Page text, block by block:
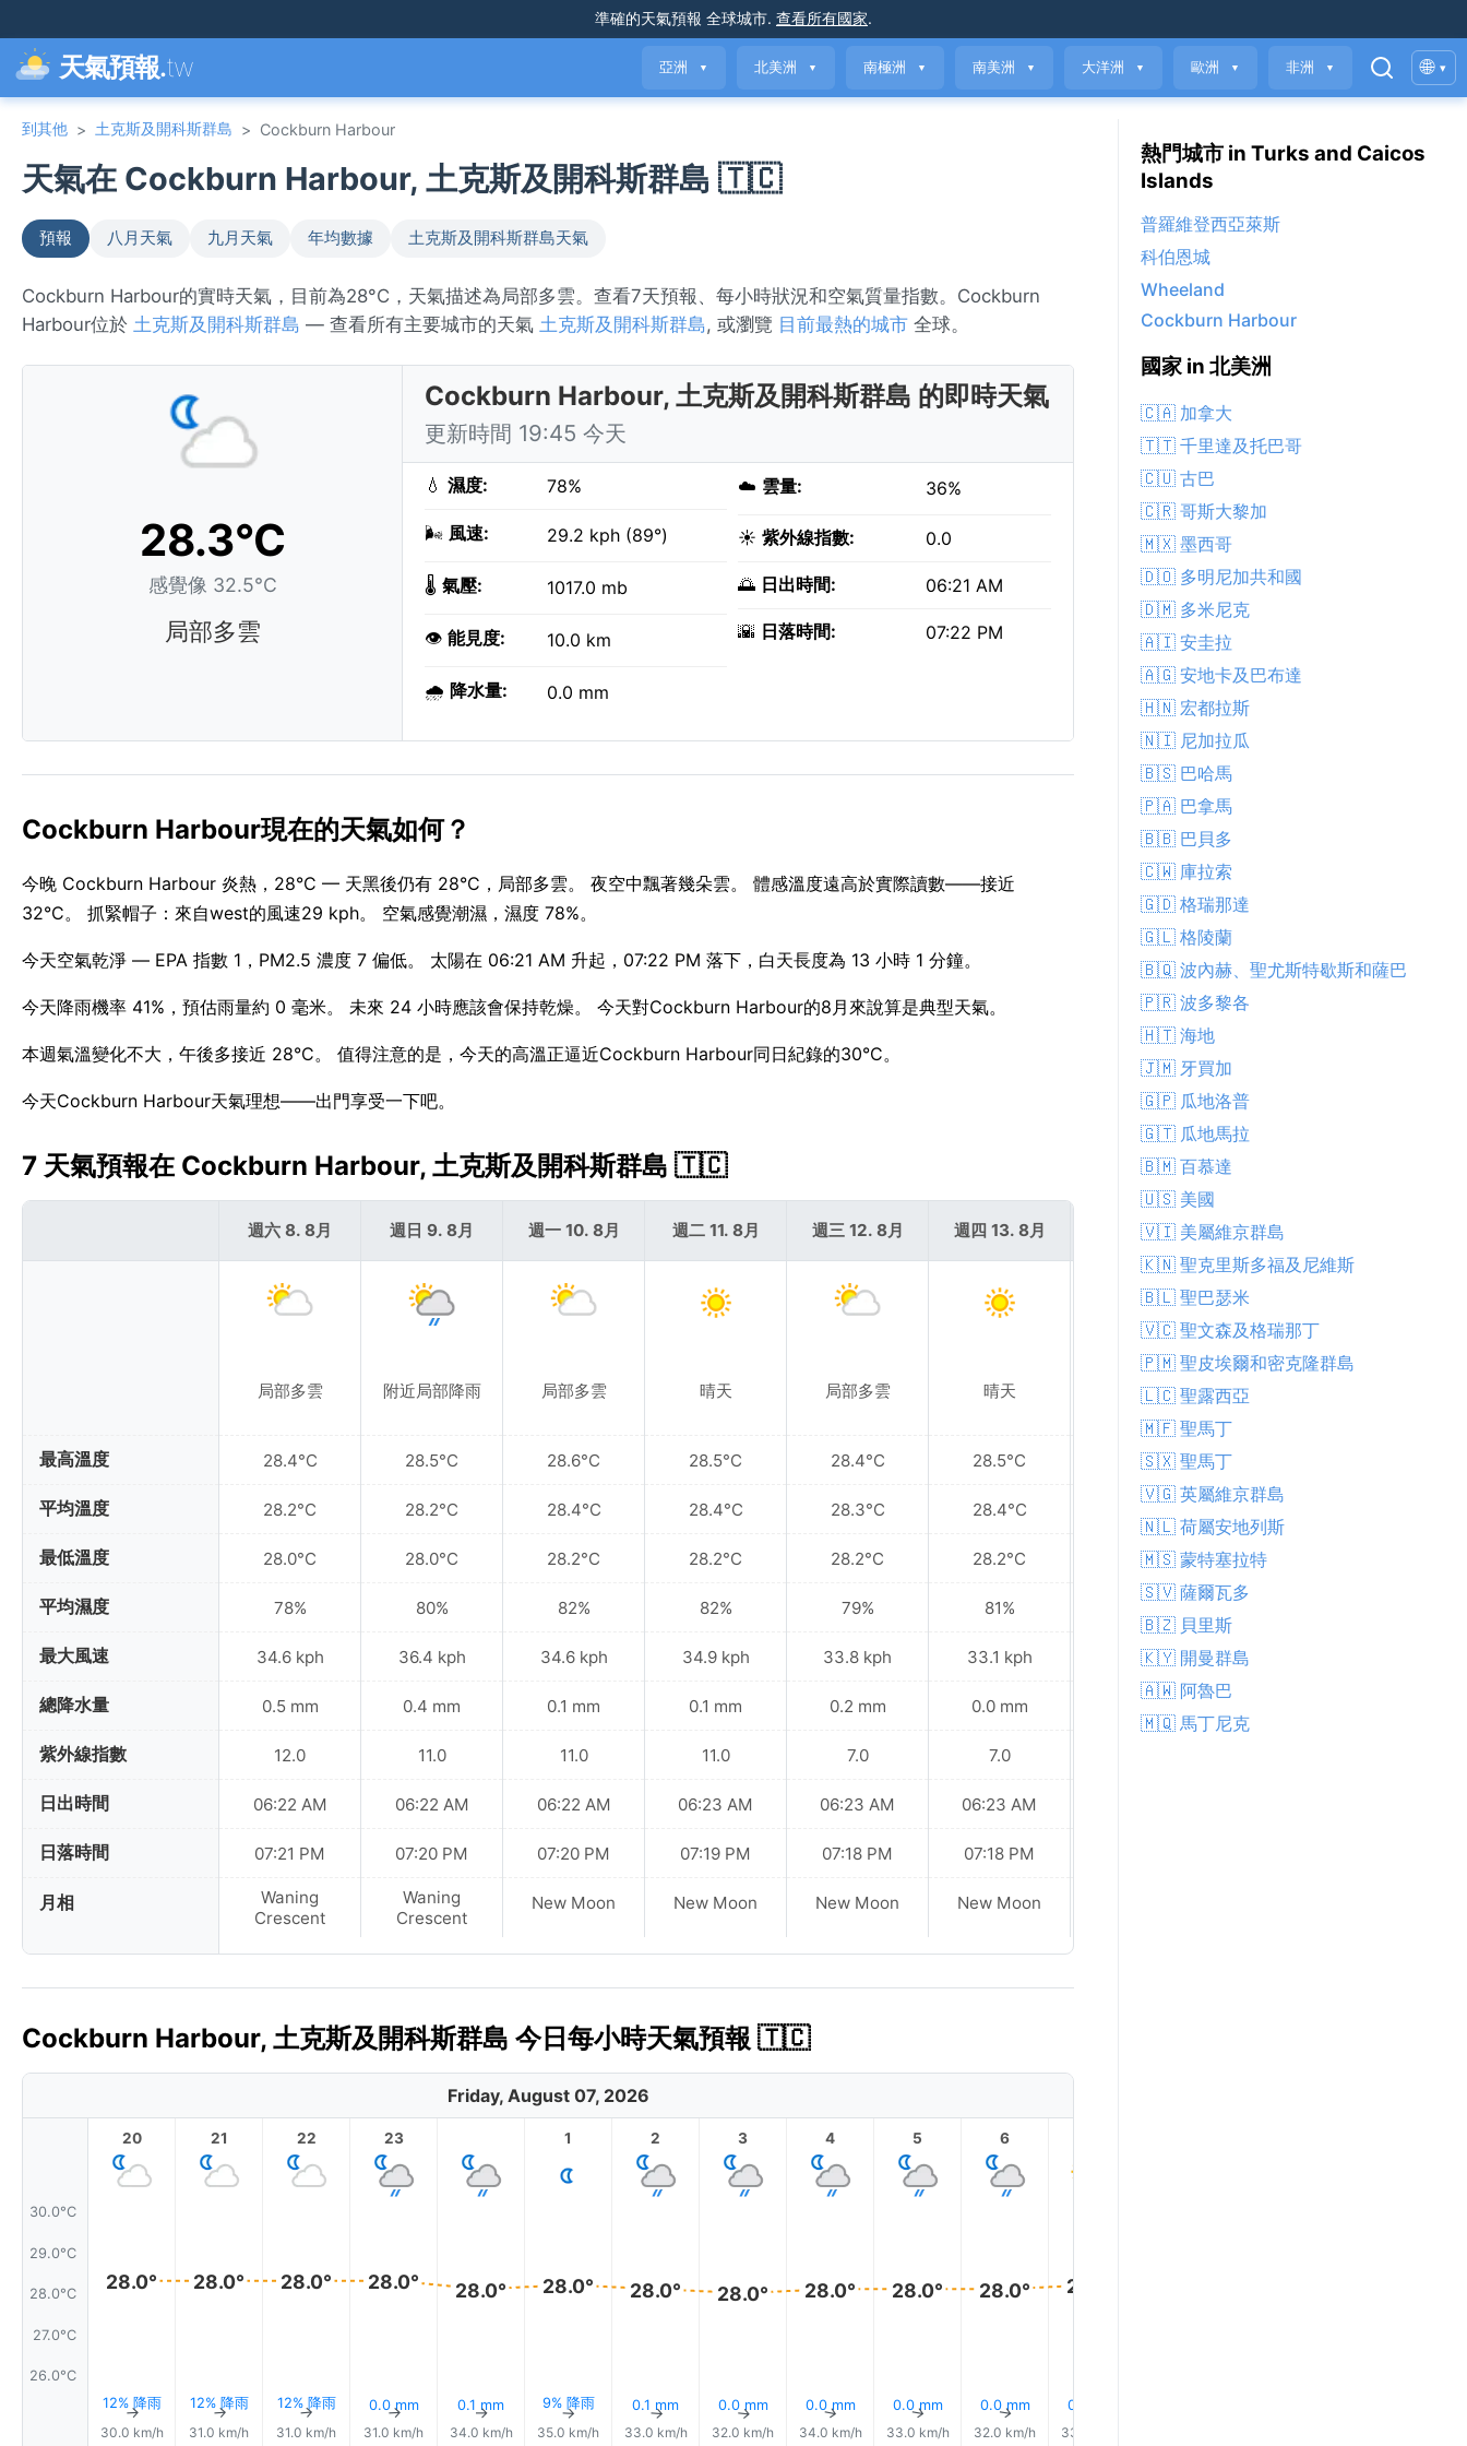
準確的天氣預報 全球城市. 查看所有國家.
天氣預報.tw 亞洲 ▼ 北美洲 ▼ 南極洲 ▼ 南美洲 ▼ 大洋洲 ▼ 歐洲 ▼ 非洲 ▼ 🌐 ▾
到其他 > 土克斯及開科斯群島 > Cockburn Harbour
天氣在 Cockburn Harbour, 土克斯及開科斯群島 🇹🇨
預報 八月天氣 九月天氣 年均數據 土克斯及開科斯群島天氣
Cockburn Harbour的實時天氣，目前為28°C，天氣描述為局部多雲。查看7天預報、每小時狀況和空氣質量指數。Cockburn
Harbour位於 土克斯及開科斯群島 — 查看所有主要城市的天氣 土克斯及開科斯群島, 或瀏覽 目前最熱的城市 全球。
28.3°C
感覺像 32.5°C
局部多雲
Cockburn Harbour, 土克斯及開科斯群島 的即時天氣
更新時間 19:45 今天
💧 濕度: 78%
🌬️ 風速: 29.2 kph (89°)
🌡️ 氣壓: 1017.0 mb
👁️ 能見度: 10.0 km
🌧️ 降水量: 0.0 mm
☁️ 雲量: 36%
☀️ 紫外線指數: 0.0
🌅 日出時間: 06:21 AM
🌇 日落時間: 07:22 PM
Cockburn Harbour現在的天氣如何？
今晚 Cockburn Harbour 炎熱，28°C — 天黑後仍有 28°C，局部多雲。 夜空中飄著幾朵雲。 體感溫度遠高於實際讀數——接近
32°C。 抓緊帽子：來自west的風速29 kph。 空氣感覺潮濕，濕度 78%。
今天空氣乾淨 — EPA 指數 1，PM2.5 濃度 7 偏低。 太陽在 06:21 AM 升起，07:22 PM 落下，白天長度為 13 小時 1 分鐘。
今天降雨機率 41%，預估雨量約 0 毫米。 未來 24 小時應該會保持乾燥。 今天對Cockburn Harbour的8月來說算是典型天氣。
本週氣溫變化不大，午後多接近 28°C。 值得注意的是，今天的高溫正逼近Cockburn Harbour同日紀錄的30°C。
今天Cockburn Harbour天氣理想——出門享受一下吧。
7 天氣預報在 Cockburn Harbour, 土克斯及開科斯群島 🇹🇨
最高溫度
平均溫度
最低溫度
平均濕度
最大風速
總降水量
紫外線指數
日出時間
日落時間
月相
週六 8. 8月
局部多雲
28.4°C
28.2°C
28.0°C
78%
34.6 kph
0.5 mm
12.0
06:22 AM
07:21 PM
Waning
Crescent
週日 9. 8月
附近局部降雨
28.5°C
28.2°C
28.0°C
80%
36.4 kph
0.4 mm
11.0
06:22 AM
07:20 PM
Waning
Crescent
週一 10. 8月
局部多雲
28.6°C
28.4°C
28.2°C
82%
34.6 kph
0.1 mm
11.0
06:22 AM
07:20 PM
New Moon
週二 11. 8月
晴天
28.5°C
28.4°C
28.2°C
82%
34.9 kph
0.1 mm
11.0
06:23 AM
07:19 PM
New Moon
週三 12. 8月
局部多雲
28.4°C
28.3°C
28.2°C
79%
33.8 kph
0.2 mm
7.0
06:23 AM
07:18 PM
New Moon
週四 13. 8月
晴天
28.5°C
28.4°C
28.2°C
81%
33.1 kph
0.0 mm
7.0
06:23 AM
07:18 PM
New Moon
週五 14. 8月
晴天
28.6°C
28.4°C
28.2°C
81%
40.3 kph
0.1 mm
Cockburn Harbour, 土克斯及開科斯群島 今日每小時天氣預報 🇹🇨
Friday, August 07, 2026
30.0°C
29.0°C
28.0°C
27.0°C
26.0°C
20
28.0°
12% 降雨
↑
30.0 km/h
21
28.0°
12% 降雨
↑
31.0 km/h
22
28.0°
12% 降雨
↑
31.0 km/h
23
28.0°
0.0 mm
↑
31.0 km/h
28.0°
0.1 mm
↑
34.0 km/h
1
28.0°
9% 降雨
↑
35.0 km/h
2
28.0°
0.1 mm
↑
33.0 km/h
3
28.0°
0.0 mm
↑
32.0 km/h
4
28.0°
0.0 mm
↑
34.0 km/h
5
28.0°
0.0 mm
↑
33.0 km/h
6
28.0°
0.0 mm
↑
32.0 km/h
28.0°
0.0 mm
33.0 km/h
熱門城市 in Turks and Caicos
Islands
普羅維登西亞萊斯
科伯恩城
Wheeland
Cockburn Harbour
國家 in 北美洲
🇨🇦 加拿大
🇹🇹 千里達及托巴哥
🇨🇺 古巴
🇨🇷 哥斯大黎加
🇲🇽 墨西哥
🇩🇴 多明尼加共和國
🇩🇲 多米尼克
🇦🇮 安圭拉
🇦🇬 安地卡及巴布達
🇭🇳 宏都拉斯
🇳🇮 尼加拉瓜
🇧🇸 巴哈馬
🇵🇦 巴拿馬
🇧🇧 巴貝多
🇨🇼 庫拉索
🇬🇩 格瑞那達
🇬🇱 格陵蘭
🇧🇶 波內赫、聖尤斯特歇斯和薩巴
🇵🇷 波多黎各
🇭🇹 海地
🇯🇲 牙買加
🇬🇵 瓜地洛普
🇬🇹 瓜地馬拉
🇧🇲 百慕達
🇺🇸 美國
🇻🇮 美屬維京群島
🇰🇳 聖克里斯多福及尼維斯
🇧🇱 聖巴瑟米
🇻🇨 聖文森及格瑞那丁
🇵🇲 聖皮埃爾和密克隆群島
🇱🇨 聖露西亞
🇲🇫 聖馬丁
🇸🇽 聖馬丁
🇻🇬 英屬維京群島
🇳🇱 荷屬安地列斯
🇲🇸 蒙特塞拉特
🇸🇻 薩爾瓦多
🇧🇿 貝里斯
🇰🇾 開曼群島
🇦🇼 阿魯巴
🇲🇶 馬丁尼克